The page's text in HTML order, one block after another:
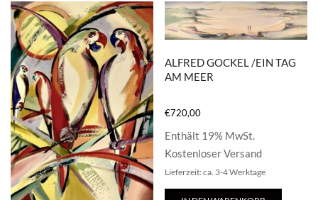
ALFRED GOCKEL /EIN TAG
AM MEER
€720,00
Enthält 19% MwSt.
Kostenloser Versand
Lieferzeit: ca. 3-4 Werktage